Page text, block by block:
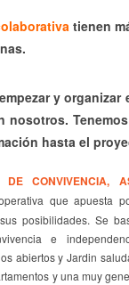
tienen
y
nosotros.
hasta el
DE CONVIVENCIA,
que apuesta
posibilidades. Se
e
abiertos y Jardin
y una muy